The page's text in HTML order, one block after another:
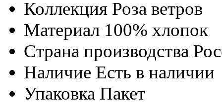
Коллекция Роза ветров
Материал 100% хлопок
Страна производства
Наличие Есть в наличии
Упаковка Пакет